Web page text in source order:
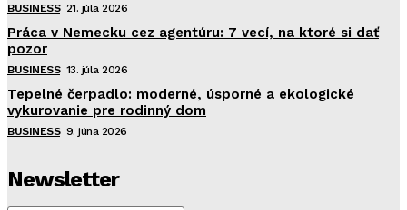
BUSINESS 21. júla 2026
Práca v Nemecku cez agentúru: 7 vecí, na ktoré si dať
pozor
BUSINESS 13. júla 2026
Tepelné čerpadlo: moderné, úsporné a ekologické
vykurovanie pre rodinný dom
BUSINESS 9. júna 2026
Newsletter